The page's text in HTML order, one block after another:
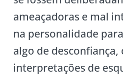
ameaçadoras e mal
na personalidade
algo de desconfiança,
interpretações de